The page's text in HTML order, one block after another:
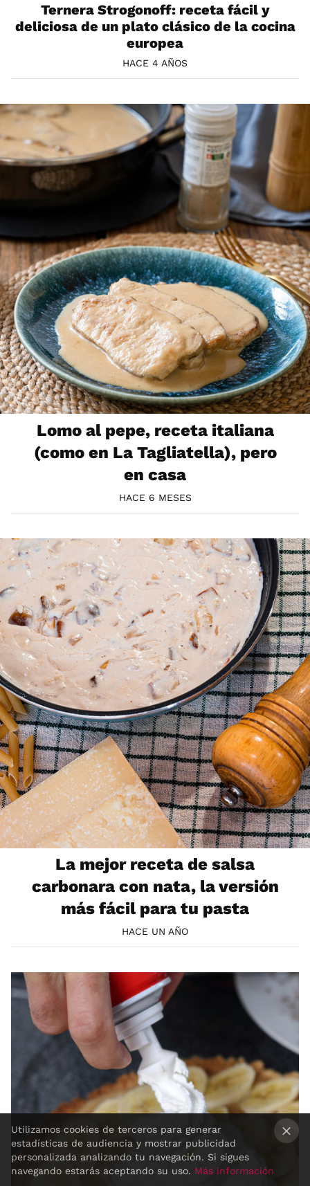
Ternera Strogonoff: receta fácil y
deliciosa de un plato clásico de la cocina
europea
HACE 4 AÑOS
Lomo al pepe, receta italiana
(como en La Tagliatella), pero
en casa
HACE 6 MESES
La mejor receta de salsa
carbonara con nata, la versión
más fácil para tu pasta
HACE UN AÑO
Utilizamos cookies de terceros para generar
estadísticas de audiencia y mostrar publicidad
personalizada analizando tu navegación. Si sigues
navegando estarás aceptando su uso. Más información